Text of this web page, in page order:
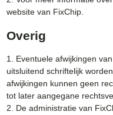
website van FixChip.
Overig
1. Eventuele afwijkingen
uitsluitend schriftelijk
afwijkingen kunnen geen
tot later aangegane
2. De administratie van